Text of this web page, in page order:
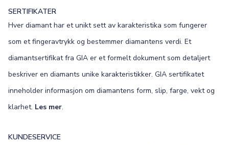
SERTIFIKATER
Hver diamant har et unikt sett av karakteristika som fungerer
som et fingeravtrykk og bestemmer diamantens verdi. Et
diamantsertifikat fra GIA er et formelt dokument som detaljert
beskriver en diamants unike karakteristikker. GIA sertifikatet
inneholder informasjon om diamantens form, slip, farge, vekt og
klarhet. Les mer.
KUNDESERVICE